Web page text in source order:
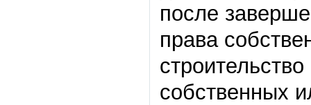
после
права
собственных